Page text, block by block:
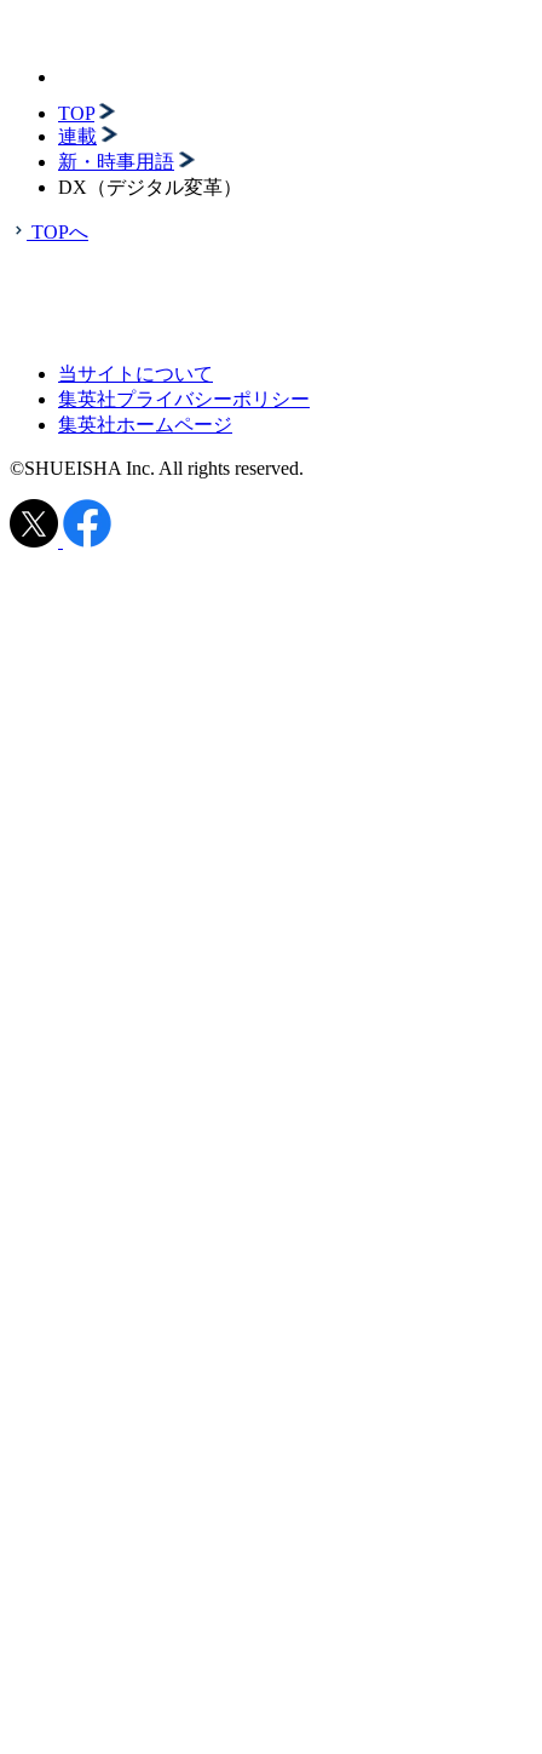
TOP
連載
新・時事用語
DX（デジタル変革）
TOPへ
当サイトについて
集英社プライバシーポリシー
集英社ホームページ
©SHUEISHA Inc. All rights reserved.